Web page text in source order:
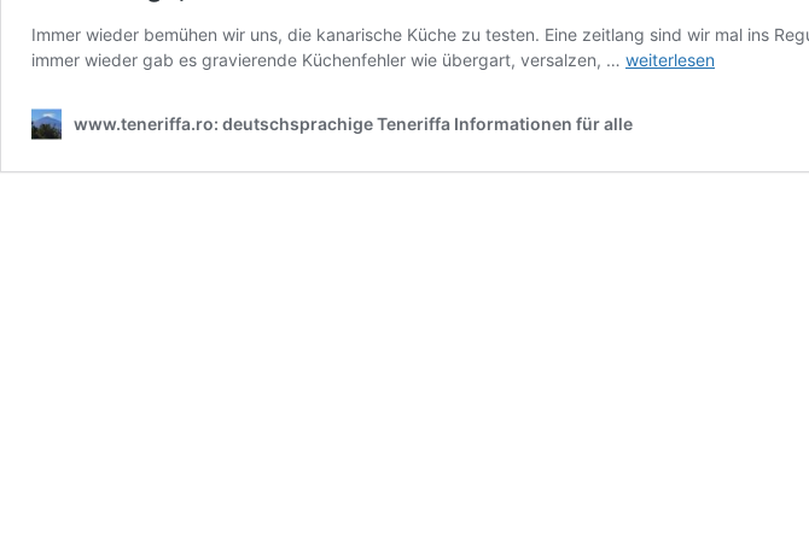
Immer wieder bemühen wir uns, die kanarische Küche zu testen. Eine zeitlang sind wir mal ins
immer wieder gab es gravierende Küchenfehler wie übergart, versalzen, … Anständige,
Küche
weiterlesen
www.teneriffa.ro: deutschsprachige Teneriffa Informationen für alle